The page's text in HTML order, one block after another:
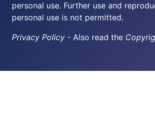
personal use. Further use and
personal use is not permitted.
Privacy Policy - Also read the